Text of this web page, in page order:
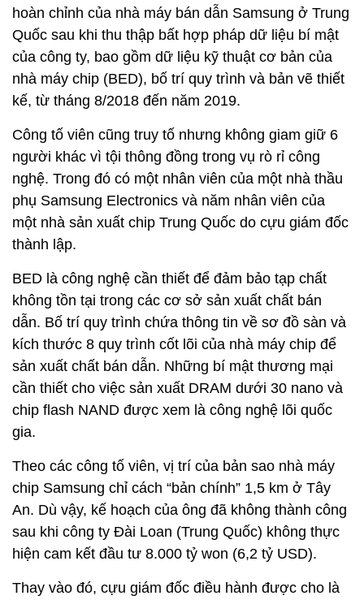
hoàn chỉnh của nhà máy bán dẫn Samsung ở Trung
Quốc sau khi thu thập bất hợp pháp dữ liệu bí mật
của công ty, bao gồm dữ liệu kỹ thuật cơ bản của
nhà máy chip (BED), bố trí quy trình và bản vẽ thiết
kế, từ tháng 8/2018 đến năm 2019.
Công tố viên cũng truy tố nhưng không giam giữ 6
người khác vì tội thông đồng trong vụ rò rỉ công
nghệ. Trong đó có một nhân viên của một nhà thầu
phụ Samsung Electronics và năm nhân viên của
một nhà sản xuất chip Trung Quốc do cựu giám đốc
thành lập.
BED là công nghệ cần thiết để đảm bảo tạp chất
không tồn tại trong các cơ sở sản xuất chất bán
dẫn. Bố trí quy trình chứa thông tin về sơ đồ sàn và
kích thước 8 quy trình cốt lõi của nhà máy chip để
sản xuất chất bán dẫn. Những bí mật thương mại
cần thiết cho việc sản xuất DRAM dưới 30 nano và
chip flash NAND được xem là công nghệ lõi quốc
gia.
Theo các công tố viên, vị trí của bản sao nhà máy
chip Samsung chỉ cách “bản chính” 1,5 km ở Tây
An. Dù vậy, kế hoạch của ông đã không thành công
sau khi công ty Đài Loan (Trung Quốc) không thực
hiện cam kết đầu tư 8.000 tỷ won (6,2 tỷ USD).
Thay vào đó, cựu giám đốc điều hành được cho là